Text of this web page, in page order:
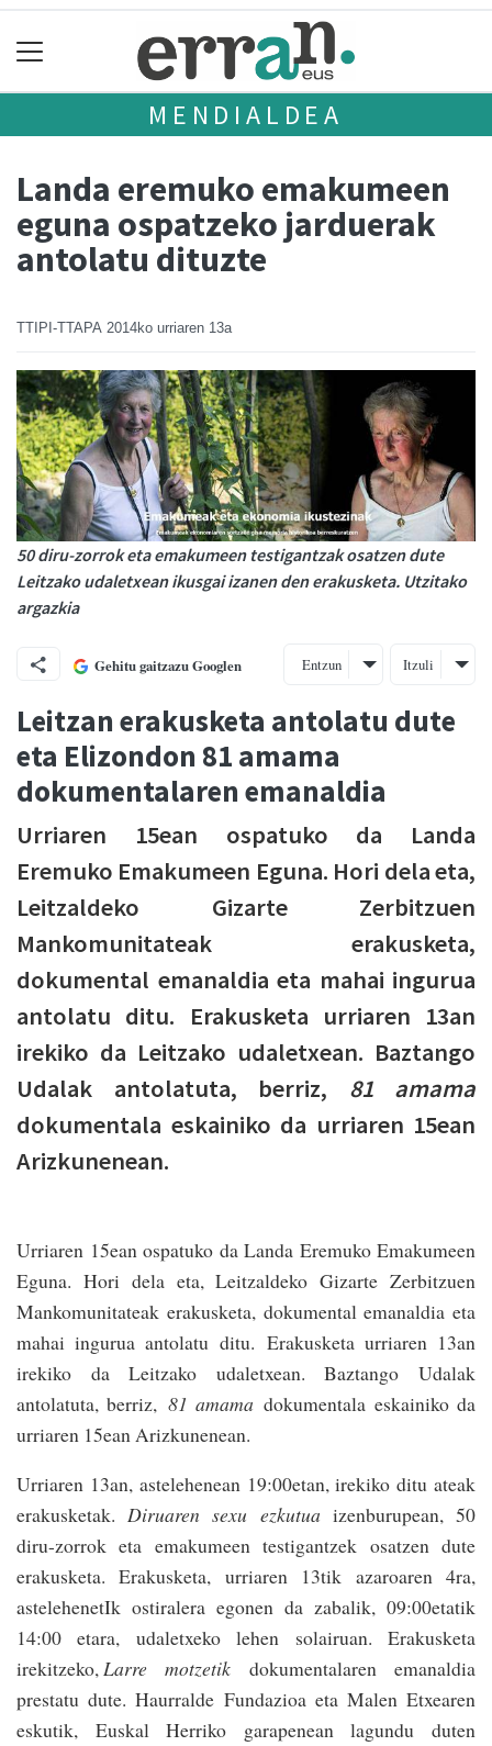
MENDIALDEA
Landa eremuko emakumeen
eguna ospatzeko jarduerak
antolatu dituzte
TTIPI-TTAPA 2014ko urriaren 13a
50 diru-zorrok eta emakumeen testigantzak osatzen dute
Leitzako udaletxean ikusgai izanen den erakusketa. Utzitako
argazkia
Gehitu gaitzazu Googlen Entzun Itzuli
Leitzan erakusketa antolatu dute
eta Elizondon 81 amama
dokumentalaren emanaldia
Urriaren 15ean ospatuko da Landa
Eremuko Emakumeen Eguna. Hori dela eta,
Leitzaldeko Gizarte Zerbitzuen
Mankomunitateak erakusketa,
dokumental emanaldia eta mahai ingurua
antolatu ditu. Erakusketa urriaren 13an
irekiko da Leitzako udaletxean. Baztango
Udalak antolatuta, berriz, 81 amama
dokumentala eskainiko da urriaren 15ean
Arizkunenean.
Urriaren 15ean ospatuko da Landa Eremuko Emakumeen
Eguna. Hori dela eta, Leitzaldeko Gizarte Zerbitzuen
Mankomunitateak erakusketa, dokumental emanaldia eta
mahai ingurua antolatu ditu. Erakusketa urriaren 13an
irekiko da Leitzako udaletxean. Baztango Udalak
antolatuta, berriz, 81 amama dokumentala eskainiko da
urriaren 15ean Arizkunenean.
Urriaren 13an, astelehenean 19:00etan, irekiko ditu ateak
erakusketak.Diruaren sexu ezkutua izenburupean, 50
diru-zorrok eta emakumeen testigantzek osatzen dute
erakusketa. Erakusketa, urriaren 13tik azaroaren 4ra,
astelehenetIk ostiralera egonen da zabalik, 09:00etatik
14:00 etara, udaletxeko lehen solairuan. Erakusketa
irekitzeko,Larre motzetik dokumentalaren emanaldia
prestatu dute. Haurralde Fundazioa eta Malen Etxearen
eskutik, Euskal Herriko garapenean lagundu duten